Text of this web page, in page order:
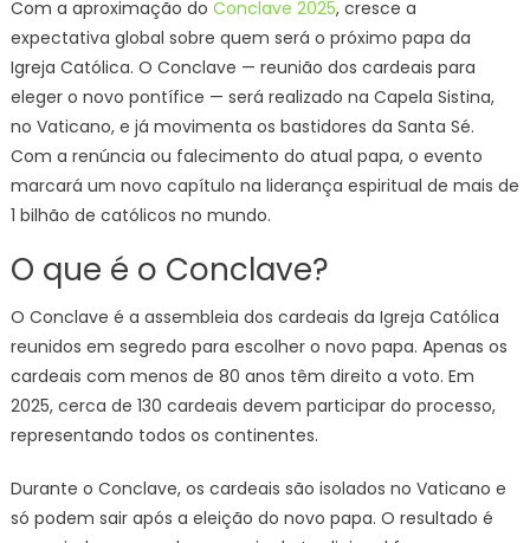
Com a aproximação do Conclave 2025, cresce a
expectativa global sobre quem será o próximo papa da
Igreja Católica. O Conclave — reunião dos cardeais para
eleger o novo pontífice — será realizado na Capela Sistina,
no Vaticano, e já movimenta os bastidores da Santa Sé.
Com a renúncia ou falecimento do atual papa, o evento
marcará um novo capítulo na liderança espiritual de mais de
1 bilhão de católicos no mundo.
O que é o Conclave?
O Conclave é a assembleia dos cardeais da Igreja Católica
reunidos em segredo para escolher o novo papa. Apenas os
cardeais com menos de 80 anos têm direito a voto. Em
2025, cerca de 130 cardeais devem participar do processo,
representando todos os continentes.
Durante o Conclave, os cardeais são isolados no Vaticano e
só podem sair após a eleição do novo papa. O resultado é